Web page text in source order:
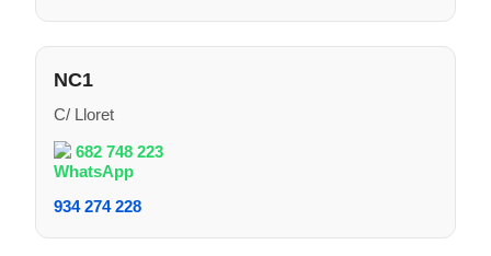
NC1
C/ Lloret
682 748 223
934 274 228